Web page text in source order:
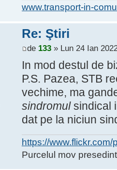
www.transport-in-
Re: Ştiri
de 133» Lun 24 Ian
In mod destul de
P.S. Pazea, STB
vechime, ma
sindromulsindical
dat pe la niciun
https://
Purcelul mov